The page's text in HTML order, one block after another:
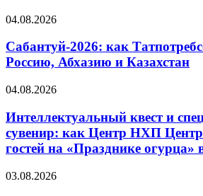
04.08.2026
Сабантуй-2026: как
Россию, Абхазию и Казахстан
04.08.2026
Интеллектуальный квест и
сувенир: как Центр НХП
гостей на «Празднике огурца»
03.08.2026